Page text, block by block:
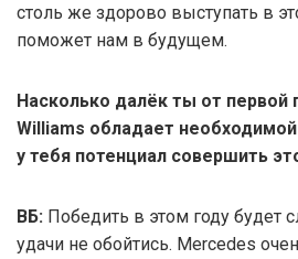
столь же здорово выступать в
поможет нам в будущем.
Насколько далёк ты от
Williams обладает
у тебя потенциал совершить
ВБ: Победить в этом году будет
удачи не обойтись. Mercedes